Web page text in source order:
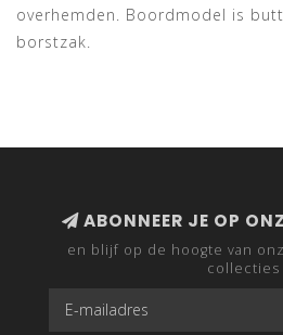
overhemden. Boordmodel is
borstzak.
ABONNEER JE OP
en blijf op de hoogte van
collecties